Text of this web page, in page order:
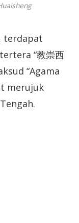
terdapat
“教崇西
“Agama
merujuk